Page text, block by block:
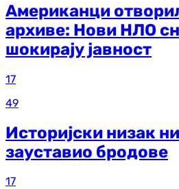
Американци
архиве: Нови НЛО
шокирају јавност
17
49
Историјски низак
зауставио бродове
17